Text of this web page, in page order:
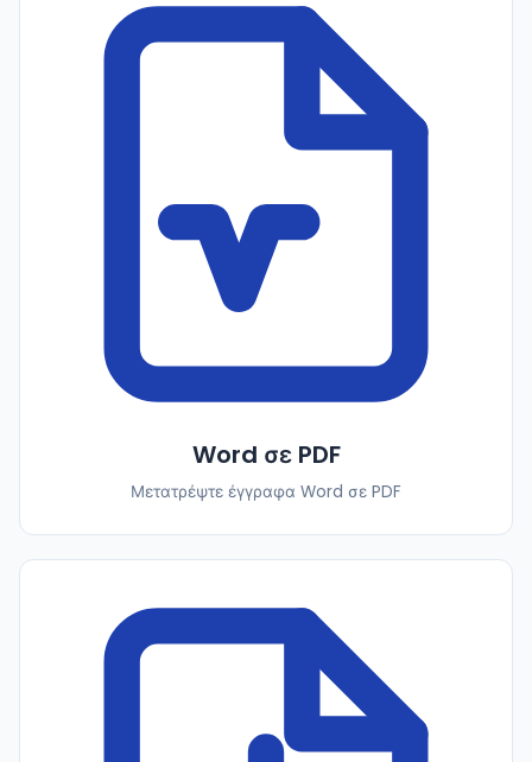
Word σε PDF
Μετατρέψτε έγγραφα Word σε PDF